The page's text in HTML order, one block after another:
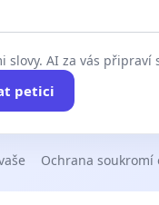
slovy. AI za vás připraví
petici
Ochrana soukromí